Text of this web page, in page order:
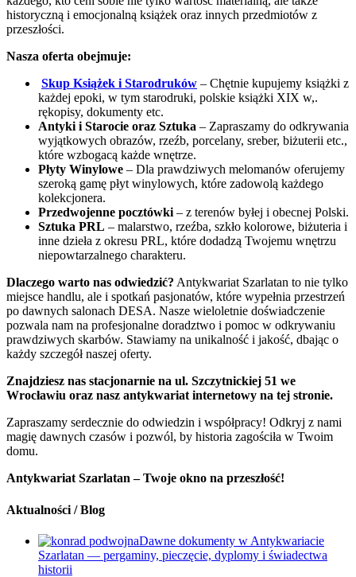
historyczną i emocjonalną książek oraz innych przedmiotów z
przeszłości.
Nasza oferta obejmuje:
Skup Książek i Starodruków – Chętnie kupujemy książki z
każdej epoki, w tym starodruki, polskie książki XIX w,.
rękopisy, dokumenty etc.
Antyki i Starocie oraz Sztuka – Zapraszamy do odkrywania
wyjątkowych obrazów, rzeźb, porcelany, sreber, biżuterii etc.,
które wzbogacą każde wnętrze.
Płyty Winylowe – Dla prawdziwych melomanów oferujemy
szeroką gamę płyt winylowych, które zadowolą każdego
kolekcjonera.
Przedwojenne pocztówki– z terenów byłej i obecnej Polski.
Sztuka PRL – malarstwo, rzeźba, szkło kolorowe, biżuteria i
inne dzieła z okresu PRL, które dodadzą Twojemu wnętrzu
niepowtarzalnego charakteru.
Dlaczego warto nas odwiedzić? Antykwariat Szarlatan to nie tylko
miejsce handlu, ale i spotkań pasjonatów, które wypełnia przestrzeń
po dawnych salonach DESA. Nasze wieloletnie doświadczenie
pozwala nam na profesjonalne doradztwo i pomoc w odkrywaniu
prawdziwych skarbów. Stawiamy na unikalność i jakość, dbając o
każdy szczegół naszej oferty.
Znajdziesz nas stacjonarnie na ul. Szczytnickiej 51 we
Wrocławiu oraz nasz antykwariat internetowy na tej stronie.
Zapraszamy serdecznie do odwiedzin i współpracy! Odkryj z nami
magię dawnych czasów i pozwól, by historia zagościła w Twoim
domu.
Antykwariat Szarlatan – Twoje okno na przeszłość!
Aktualności / Blog
Dawne dokumenty w Antykwariacie
Szarlatan — pergaminy, pieczęcie, dyplomy i świadectwa
historii